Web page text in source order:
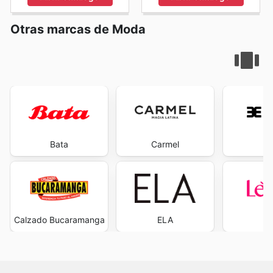
Otras marcas de Moda
Bata
Calzado Bucaramanga
Carmel
ELA